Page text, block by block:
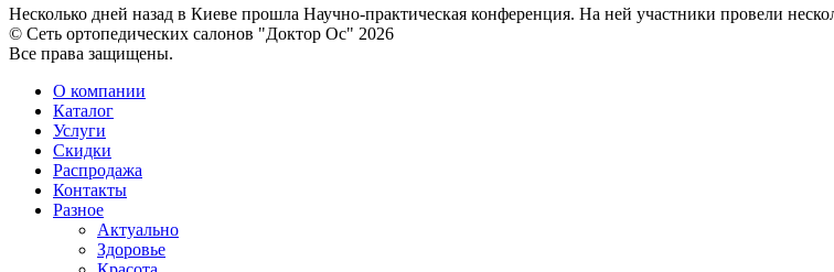
Несколько дней назад в Киеве прошла Научно-практическая конференция. На ней участники провели
© Сеть ортопедических салонов "Доктор Ос" 2026
Все права защищены.
О компании
Каталог
Услуги
Скидки
Распродажа
Контакты
Разное
Актуально
Здоровье